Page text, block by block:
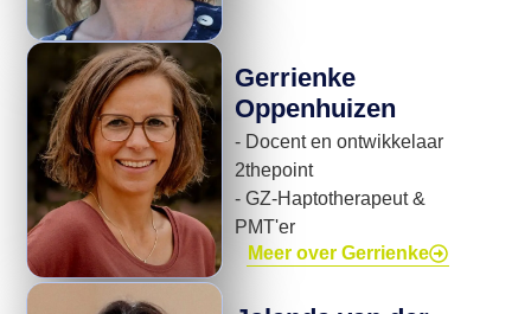
Gerrienke
Oppenhuizen
- Docent en ontwikkelaar
2thepoint
- GZ-Haptotherapeut &
PMT'er
Meer over Gerrienke